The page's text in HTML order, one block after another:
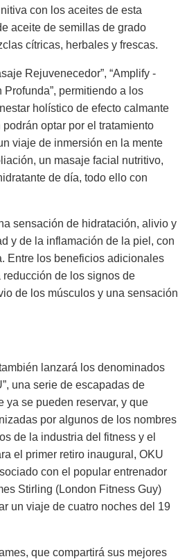
con los aceites de esta
aceite de semillas de grado
cítricas, herbales y frescas.
Rejuvenecedor”, “Amplify -
permitiendo a los
holístico de efecto calmante
optar por el tratamiento
viaje de inmersión en la mente
un masaje facial nutritivo,
de día, todo ello con
sensación de hidratación, alivio y
y de la inflamación de la piel, con
Entre los beneficios adicionales
de los signos de
de los músculos y una sensación
lanzará los denominados
una serie de escapadas de
ya se pueden reservar, y que
por algunos de los nombres
de la industria del fitness y el
el primer retiro inaugural, OKU
con el popular entrenador
Stirling (London Fitness Guy)
un viaje de cuatro noches del 19
que compartirá sus mejores